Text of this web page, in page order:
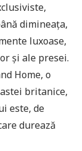
dimineața,
luxoase,
și ale presei.
Home, o
britanice,
este, de
durează